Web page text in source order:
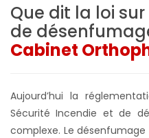
Que dit la loi
de
Cabinet
Aujourd’hui la
Sécurité Incendie et de
complexe. Le